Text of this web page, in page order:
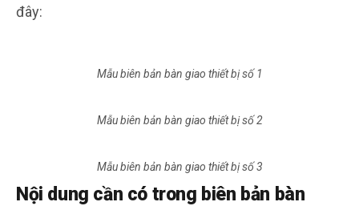
đây:
Mẫu biên bản bàn giao thiết bị số 1
Mẫu biên bản bàn giao thiết bị số 2
Mẫu biên bản bàn giao thiết bị số 3
Nội dung cần có trong biên bản bàn